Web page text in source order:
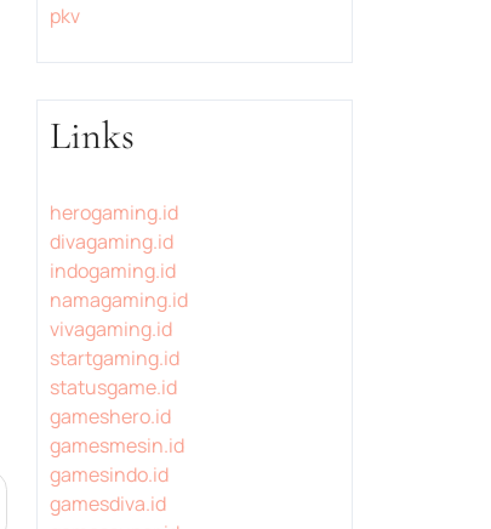
pkv
Links
herogaming.id
divagaming.id
indogaming.id
namagaming.id
vivagaming.id
startgaming.id
statusgame.id
gameshero.id
gamesmesin.id
gamesindo.id
gamesdiva.id